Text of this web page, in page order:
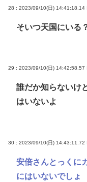
28 : 2023/09/10(日) 14:41:18.14
そいつ天国にいる
29 : 2023/09/10(日) 14:42:58.57
誰だか知らないけ
はいないよ
30 : 2023/09/10(日) 14:43:11.72
安倍さんとっくに
にはいないでしょ